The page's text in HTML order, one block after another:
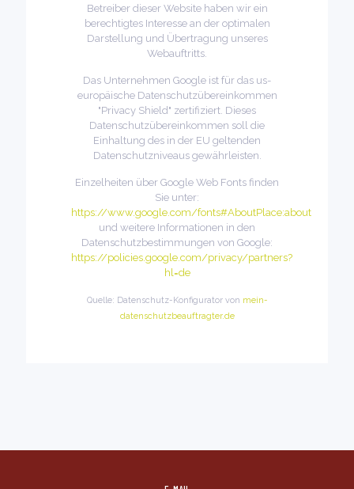
Betreiber dieser Website haben wir ein
berechtigtes Interesse an der optimalen
Darstellung und Übertragung unseres
Webauftritts.
Das Unternehmen Google ist für das us-
europäische Datenschutzübereinkommen
"Privacy Shield" zertifiziert. Dieses
Datenschutzübereinkommen soll die
Einhaltung des in der EU geltenden
Datenschutzniveaus gewährleisten.
Einzelheiten über Google Web Fonts finden
Sie unter:
https://www.google.com/fonts#AboutPlace:about
und weitere Informationen in den
Datenschutzbestimmungen von Google:
https://policies.google.com/privacy/partners?
hl=de
Quelle: Datenschutz-Konfigurator von mein-
datenschutzbeauftragter.de